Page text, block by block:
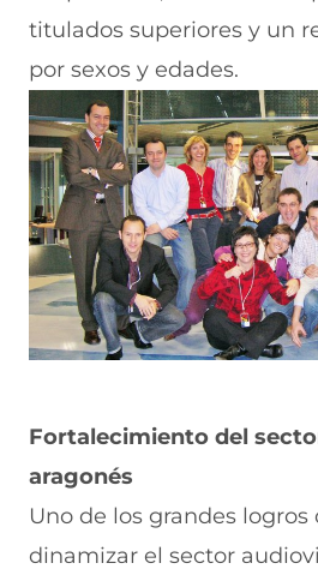
titulados superiores y un
por sexos y edades.
Fortalecimiento del
aragonés
Uno de los grandes logros
dinamizar el sector